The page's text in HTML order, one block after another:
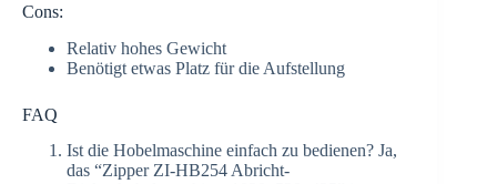
Cons:
Relativ hohes Gewicht
Benötigt etwas Platz für die Aufstellung
FAQ
Ist die Hobelmaschine einfach zu bedienen? Ja,
das “Zipper ZI-HB254 Abricht-